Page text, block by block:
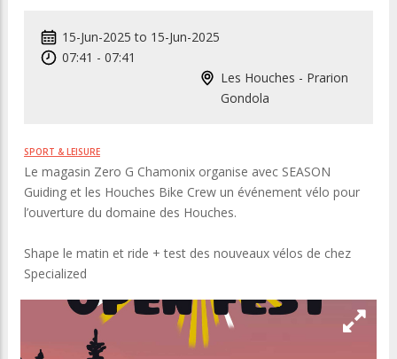
15-Jun-2025 to 15-Jun-2025
07:41 - 07:41
Les Houches - Prarion
Gondola
SPORT & LEISURE
Le magasin Zero G Chamonix organise avec SEASON
Guiding et les Houches Bike Crew un événement vélo pour
l’ouverture du domaine des Houches.
Shape le matin et ride + test des nouveaux vélos de chez
Specialized